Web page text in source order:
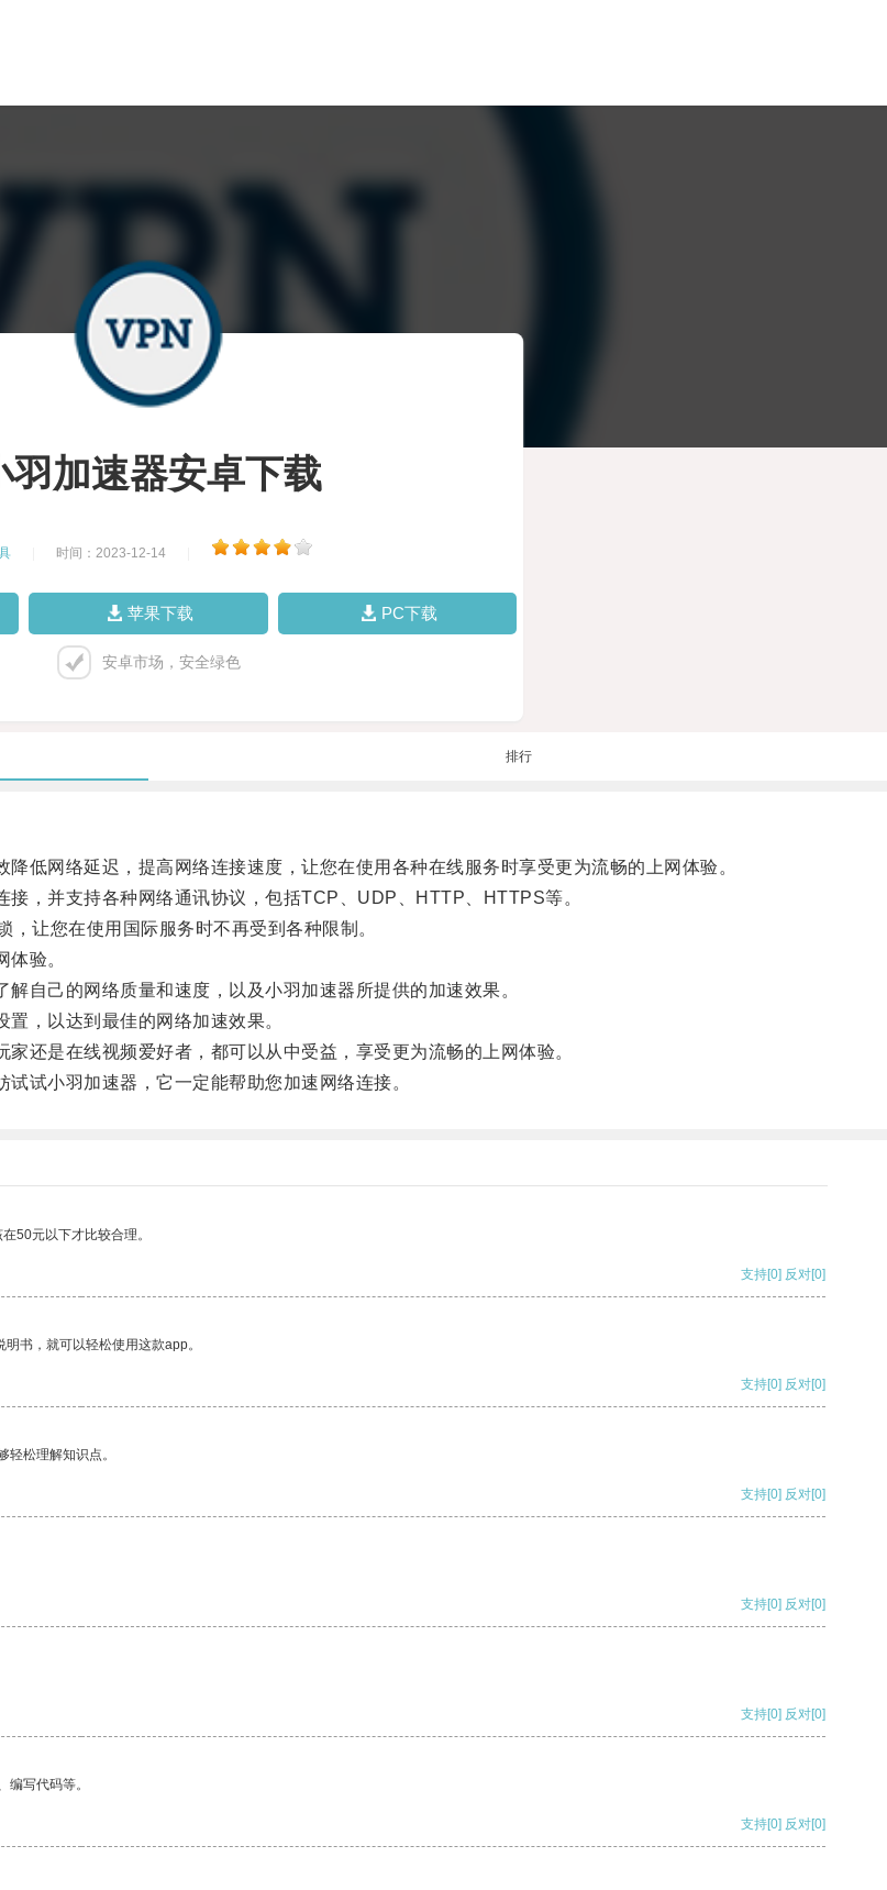
羽加速器安卓下载
时间：2023-12-14
苹果下载 PC下载
安卓市场，安全绿色
排行
网络延迟，提高网络连接速度，让您在使用各种在线服务时享受更为流畅的上网体验。
并支持各种网络通讯协议，包括TCP、UDP、HTTP、HTTPS等。
让您在使用国际服务时不再受到各种限制。
验。
己的网络质量和速度，以及小羽加速器所提供的加速效果。
，以达到最佳的网络加速效果。
是在线视频爱好者，都可以从中受益，享受更为流畅的上网体验。
试小羽加速器，它一定能帮助您加速网络连接。
50元以下才比较合理。
支持[0] 反对[0]
书，就可以轻松使用这款app。
支持[0] 反对[0]
松理解知识点。
支持[0] 反对[0]
支持[0] 反对[0]
支持[0] 反对[0]
写代码等。
支持[0] 反对[0]